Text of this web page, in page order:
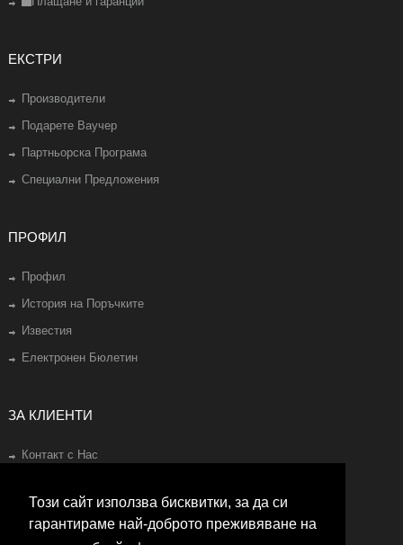
Този сайт използва бисквитки, за да си
гарантираме най-доброто преживяване на
ЕКСТРИ
Производители
Подарете Ваучер
Партньорска Програма
Специални Предложения
ПРОФИЛ
Профил
История на Поръчките
Известия
Електронен Бюлетин
ЗА КЛИЕНТИ
Контакт с Нас
Карта на Сайта